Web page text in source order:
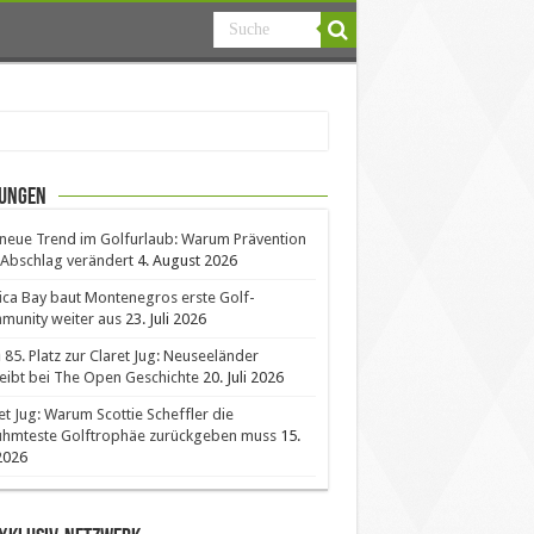
Trend im Golfurlaub: Warum Prävention
verändert 4. August 2026
Bay baut Montenegros erste Golf-
weiter aus 23. Juli 2026
85. Platz zur Claret Jug: Neuseeländer
bei The Open Geschichte 20. Juli 2026
Jug: Warum Scottie Scheffler die
Golftrophäe zurückgeben muss 15.